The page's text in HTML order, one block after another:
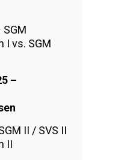
SGM
I vs. SGM
–
II / SVS II
II